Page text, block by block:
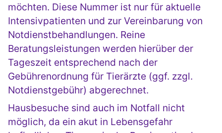
möchten. Diese Nummer ist nur für aktuelle
Intensivpatienten und zur Vereinbarung von
Notdienstbehandlungen. Reine
Beratungsleistungen werden hierüber der
Tageszeit entsprechend nach der
Gebührenordnung für Tierärzte (ggf. zzgl.
Notdienstgebühr) abgerechnet.
Hausbesuche sind auch im Notfall nicht
möglich, da ein akut in Lebensgefahr